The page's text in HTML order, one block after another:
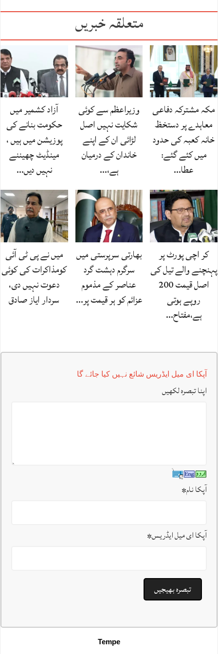
متعلقہ خبریں
مکہ مشترکہ دفاعی
معاہدے پر دستخظ
خانہ کعبہ کی حدود
میں کئے گئے:
عطا…
وزیراعظم سے کوئی
شکایت نہیں اصل
لڑائی ان کے اپنے
خاندان کے درمیان
ہے،…
آزاد کشمیر میں
حکومت بنانے کی
پوزیشن میں ہیں ،
مینڈیٹ چھیننے
نہیں دیں…
کر اچی پورٹ پر
پہنچنے والے تیل کی
اصل قیمت 200
روپے ہوتی
ہے،مفتاح…
بھارتی سرپرستی میں
سرگرم دہشت گرد
عناصر کے مذموم
عزائم کو ہر قیمت پر…
میں نے پی ٹی آئی
کومذاکرات کی کوئی
دعوت نہیں دی،
سردار ایاز صادق
آپکا ای میل ایڈریس شائع نہیں کیا جائے گا
اپنا تبصرہ لکھیں
آپکا نام*
آپکا ای میل ایڈریس*
Tempe